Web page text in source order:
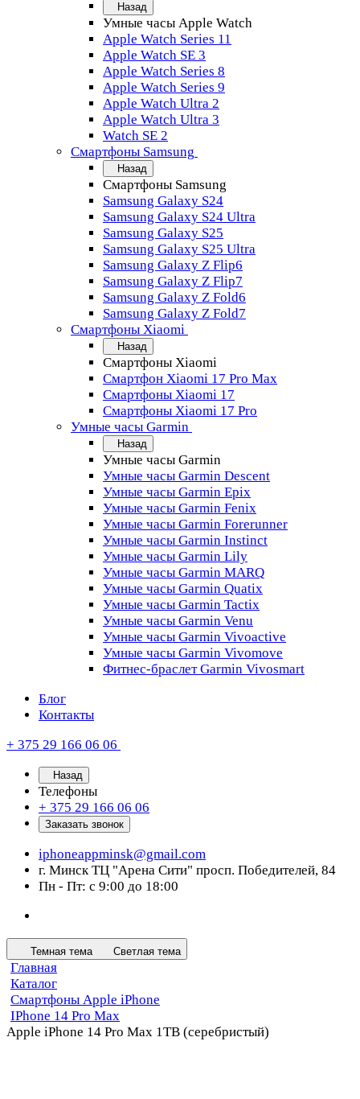
Назад
Умные часы Apple Watch
Apple Watch Series 11
Apple Watch SE 3
Apple Watch Series 8
Apple Watch Series 9
Apple Watch Ultra 2
Apple Watch Ultra 3
Watch SE 2
Смартфоны Samsung
Назад
Смартфоны Samsung
Samsung Galaxy S24
Samsung Galaxy S24 Ultra
Samsung Galaxy S25
Samsung Galaxy S25 Ultra
Samsung Galaxy Z Flip6
Samsung Galaxy Z Flip7
Samsung Galaxy Z Fold6
Samsung Galaxy Z Fold7
Смартфоны Xiaomi
Назад
Смартфоны Xiaomi
Смартфон Xiaomi 17 Pro Max
Смартфоны Xiaomi 17
Смартфоны Xiaomi 17 Pro
Умные часы Garmin
Назад
Умные часы Garmin
Умные часы Garmin Descent
Умные часы Garmin Epix
Умные часы Garmin Fenix
Умные часы Garmin Forerunner
Умные часы Garmin Instinct
Умные часы Garmin Lily
Умные часы Garmin MARQ
Умные часы Garmin Quatix
Умные часы Garmin Tactix
Умные часы Garmin Venu
Умные часы Garmin Vivoactive
Умные часы Garmin Vivomove
Фитнес-браслет Garmin Vivosmart
Блог
Контакты
+ 375 29 166 06 06
Назад
Телефоны
+ 375 29 166 06 06
Заказать звонок
iphoneappminsk@gmail.com
г. Минск ТЦ "Арена Сити" просп. Победителей, 84
Пн - Пт: с 9:00 до 18:00
Темная тема Светлая тема
Главная
Каталог
Смартфоны Apple iPhone
IPhone 14 Pro Max
Apple iPhone 14 Pro Max 1TB (серебристый)